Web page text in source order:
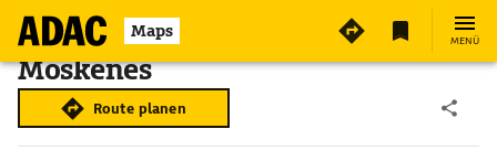
Maps MENÜ
Moskenes
Route planen